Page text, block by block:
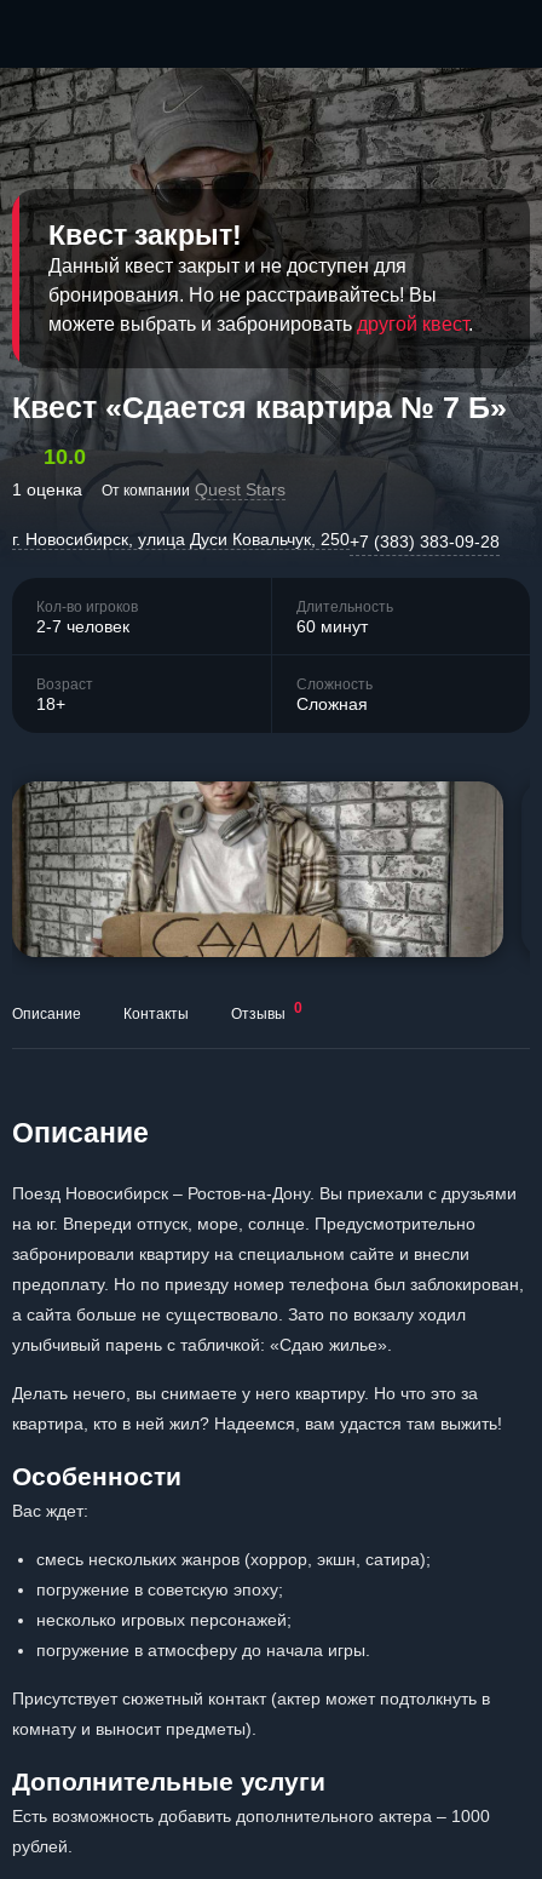
Квест закрыт!
Данный квест закрыт и не доступен для
бронирования. Но не расстраивайтесь! Вы
можете выбрать и забронироватьдругой квест.
Квест «Сдается квартира № 7 Б»
10.0
1 оценка От компании Quest Stars
г. Новосибирск, улица Дуси Ковальчук, 250+7 (383) 383-09-28
Кол-во игроков
2-7 человек
Длительность
60 минут
Возраст
18+
Сложность
Сложная
Описание Контакты Отзывы 0
Описание
Поезд Новосибирск – Ростов-на-Дону. Вы приехали с друзьями
на юг. Впереди отпуск, море, солнце. Предусмотрительно
забронировали квартиру на специальном сайте и внесли
предоплату. Но по приезду номер телефона был заблокирован,
а сайта больше не существовало. Зато по вокзалу ходил
улыбчивый парень с табличкой: «Сдаю жилье».
Делать нечего, вы снимаете у него квартиру. Но что это за
квартира, кто в ней жил? Надеемся, вам удастся там выжить!
Особенности
Вас ждет:
смесь нескольких жанров (хоррор, экшн, сатира);
погружение в советскую эпоху;
несколько игровых персонажей;
погружение в атмосферу до начала игры.
Присутствует сюжетный контакт (актер может подтолкнуть в
комнату и выносит предметы).
Дополнительные услуги
Есть возможность добавить дополнительного актера – 1000
рублей.